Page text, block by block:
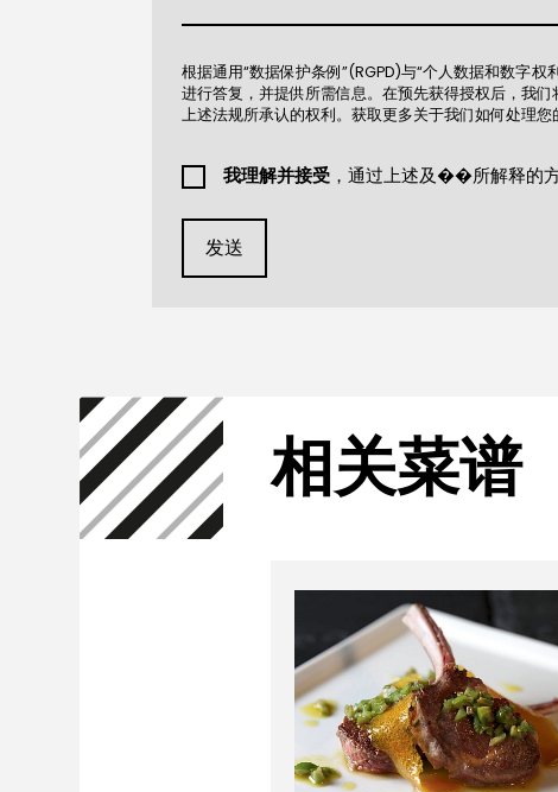
根据通用“数据保护条例”(RGPD)与“个人数据和数字
进行答复，并提供所需信息。在预先获得授权后，我
上述法规所承认的权利。获取更多关于我们如何处理
我理解并接受，通过上述及��所解释的方
发送
相关菜谱